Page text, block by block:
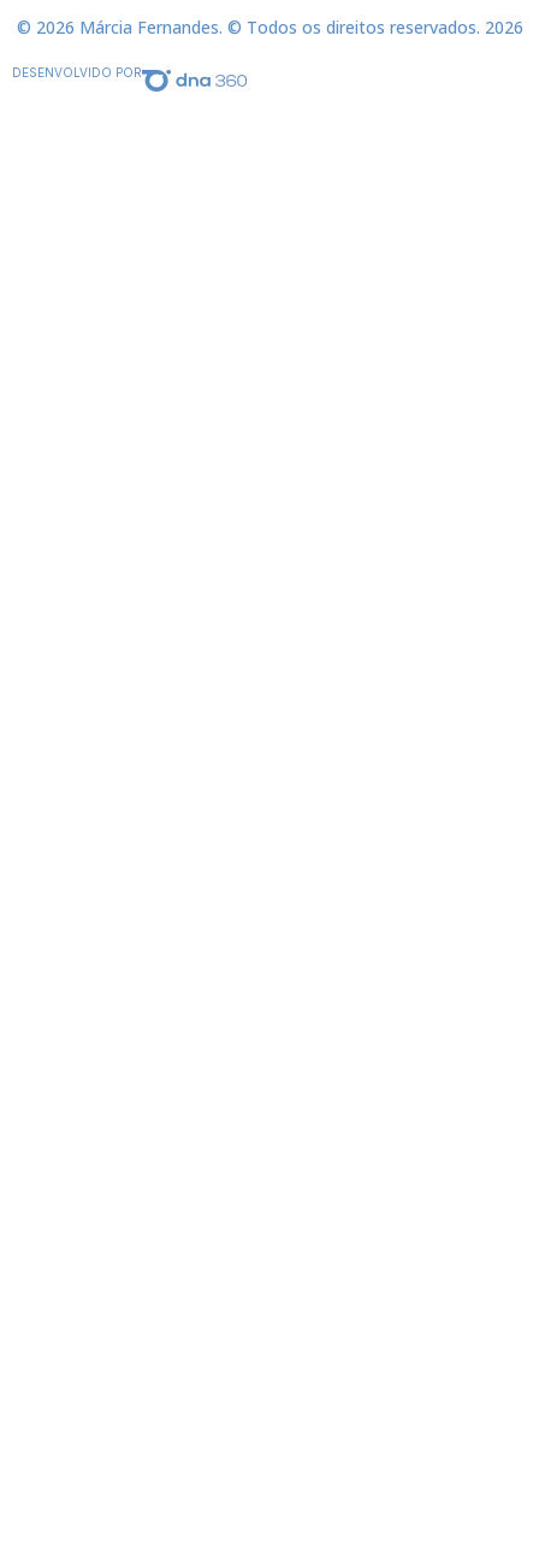
© 2026 Márcia Fernandes. © Todos os direitos reservados. 2026
DESENVOLVIDO POR